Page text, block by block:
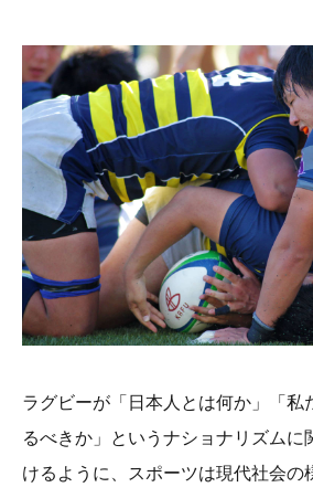
ラグビーが「日本人とは何か」「私
るべきか」というナショナリズムに
けるように、スポーツは現代社会の